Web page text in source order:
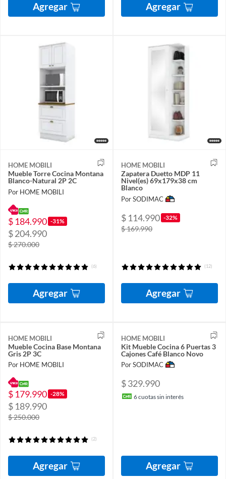
Agregar Agregar
HOME MOBILI
Mueble Torre Cocina Montana
Blanco-Natural 2P 2C
Por HOME MOBILI
$ 184.990 -31%
$ 204.990
$ 270.000
(6)
Agregar
HOME MOBILI
Zapatera Duetto MDP 11
Nivel(es) 69x179x38 cm
Blanco
Por SODIMAC
$ 114.990 -32%
$ 169.990
(12)
Agregar
HOME MOBILI
Mueble Cocina Base Montana
Gris 2P 3C
Por HOME MOBILI
$ 179.990 -28%
$ 189.990
$ 250.000
(2)
Agregar
HOME MOBILI
Kit Mueble Cocina 6 Puertas 3
Cajones Café Blanco Novo
Por SODIMAC
$ 329.990
6cuotas sin interés
Agregar